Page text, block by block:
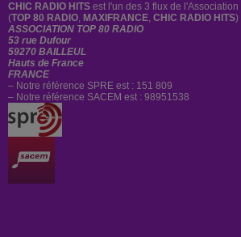
CHIC RADIO HITS est l'un des 3 flux de l'Association
(TOP 80 RADIO, MAXIFRANCE, CHIC RADIO HITS)
ASSOCIATION TOP 80 RADIO
53 rue Dufour
59270 BAILLEUL
Hauts de France
FRANCE
– Notre référence SPRE est : 151 809
– Notre référence SACEM est : 98951538